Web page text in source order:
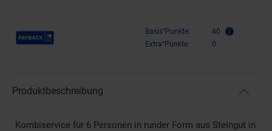
Payback Punkte Basis°Punkte:
40
Extra°Punkte:
0
Produktbeschreibung
Kombiservice für 6 Personen in runder Form aus Steingut in